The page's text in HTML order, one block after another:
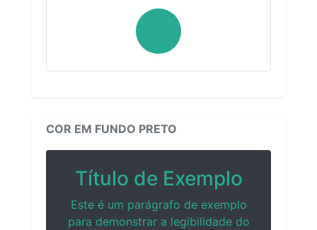
COR EM FUNDO PRETO
Título de Exemplo
Este é um parágrafo de exemplo
para demonstrar a legibilidade do